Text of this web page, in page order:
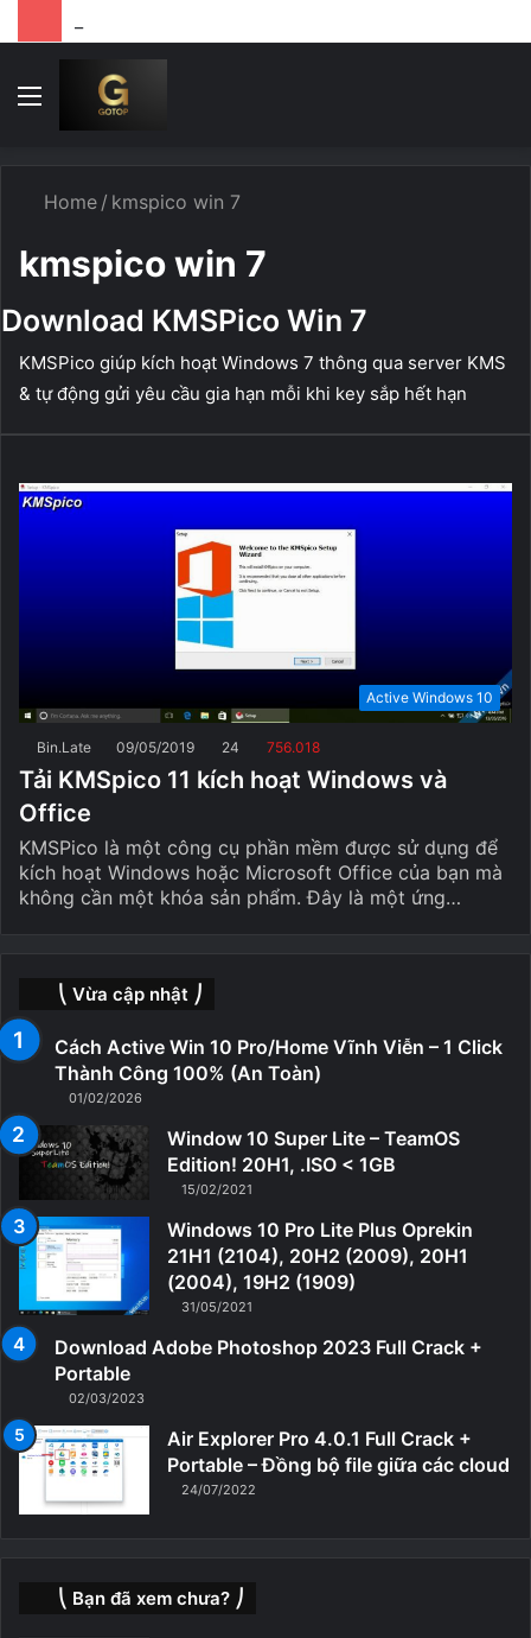
Home / kmspico win 7
kmspico win 7
Download KMSPico Win 7
KMSPico giúp kích hoạt Windows 7 thông qua server KMS
& tự động gửi yêu cầu gia hạn mỗi khi key sắp hết hạn
Active Windows 10
Bin.Late 09/05/2019 24 756.018
Tải KMSpico 11 kích hoạt Windows và
Office
KMSPico là một công cụ phần mềm được sử dụng để
kích hoạt Windows hoặc Microsoft Office của bạn mà
không cần một khóa sản phẩm. Đây là một ứng…
⎝ Vừa cập nhật ⎠
Cách Active Win 10 Pro/Home Vĩnh Viễn – 1 Click
Thành Công 100% (An Toàn)
01/02/2026
Window 10 Super Lite – TeamOS
Edition! 20H1, .ISO < 1GB
15/02/2021
Windows 10 Pro Lite Plus Oprekin
21H1 (2104), 20H2 (2009), 20H1
(2004), 19H2 (1909)
31/05/2021
Download Adobe Photoshop 2023 Full Crack +
Portable
02/03/2023
Air Explorer Pro 4.0.1 Full Crack +
Portable – Đồng bộ file giữa các cloud
24/07/2022
⎝ Bạn đã xem chưa? ⎠